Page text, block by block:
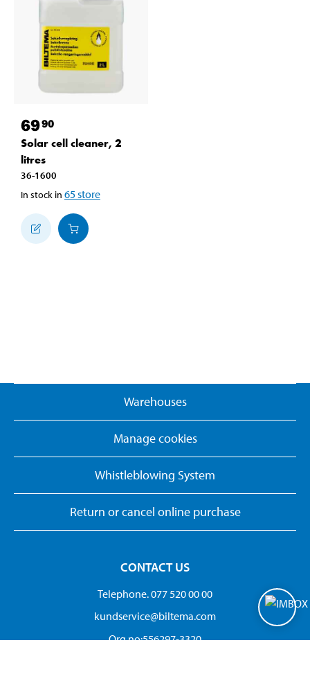
6990
Solar cell cleaner, 2
litres
36-1600
In stock in 65store
Warehouses
Manage cookies
Whistleblowing System
Return or cancel online purchase
CONTACT US
Telephone. 077 520 00 00
kundservice@biltema.com
Org.no:556297-3320